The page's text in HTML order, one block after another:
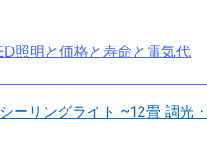
照明と価格と寿命と電気代
ーリングライト ~12畳 調光